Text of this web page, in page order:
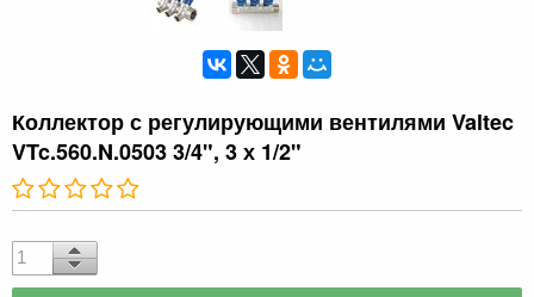
Коллектор с регулирующими вентилями Valtec
VTc.560.N.0503 3/4", 3 х 1/2"